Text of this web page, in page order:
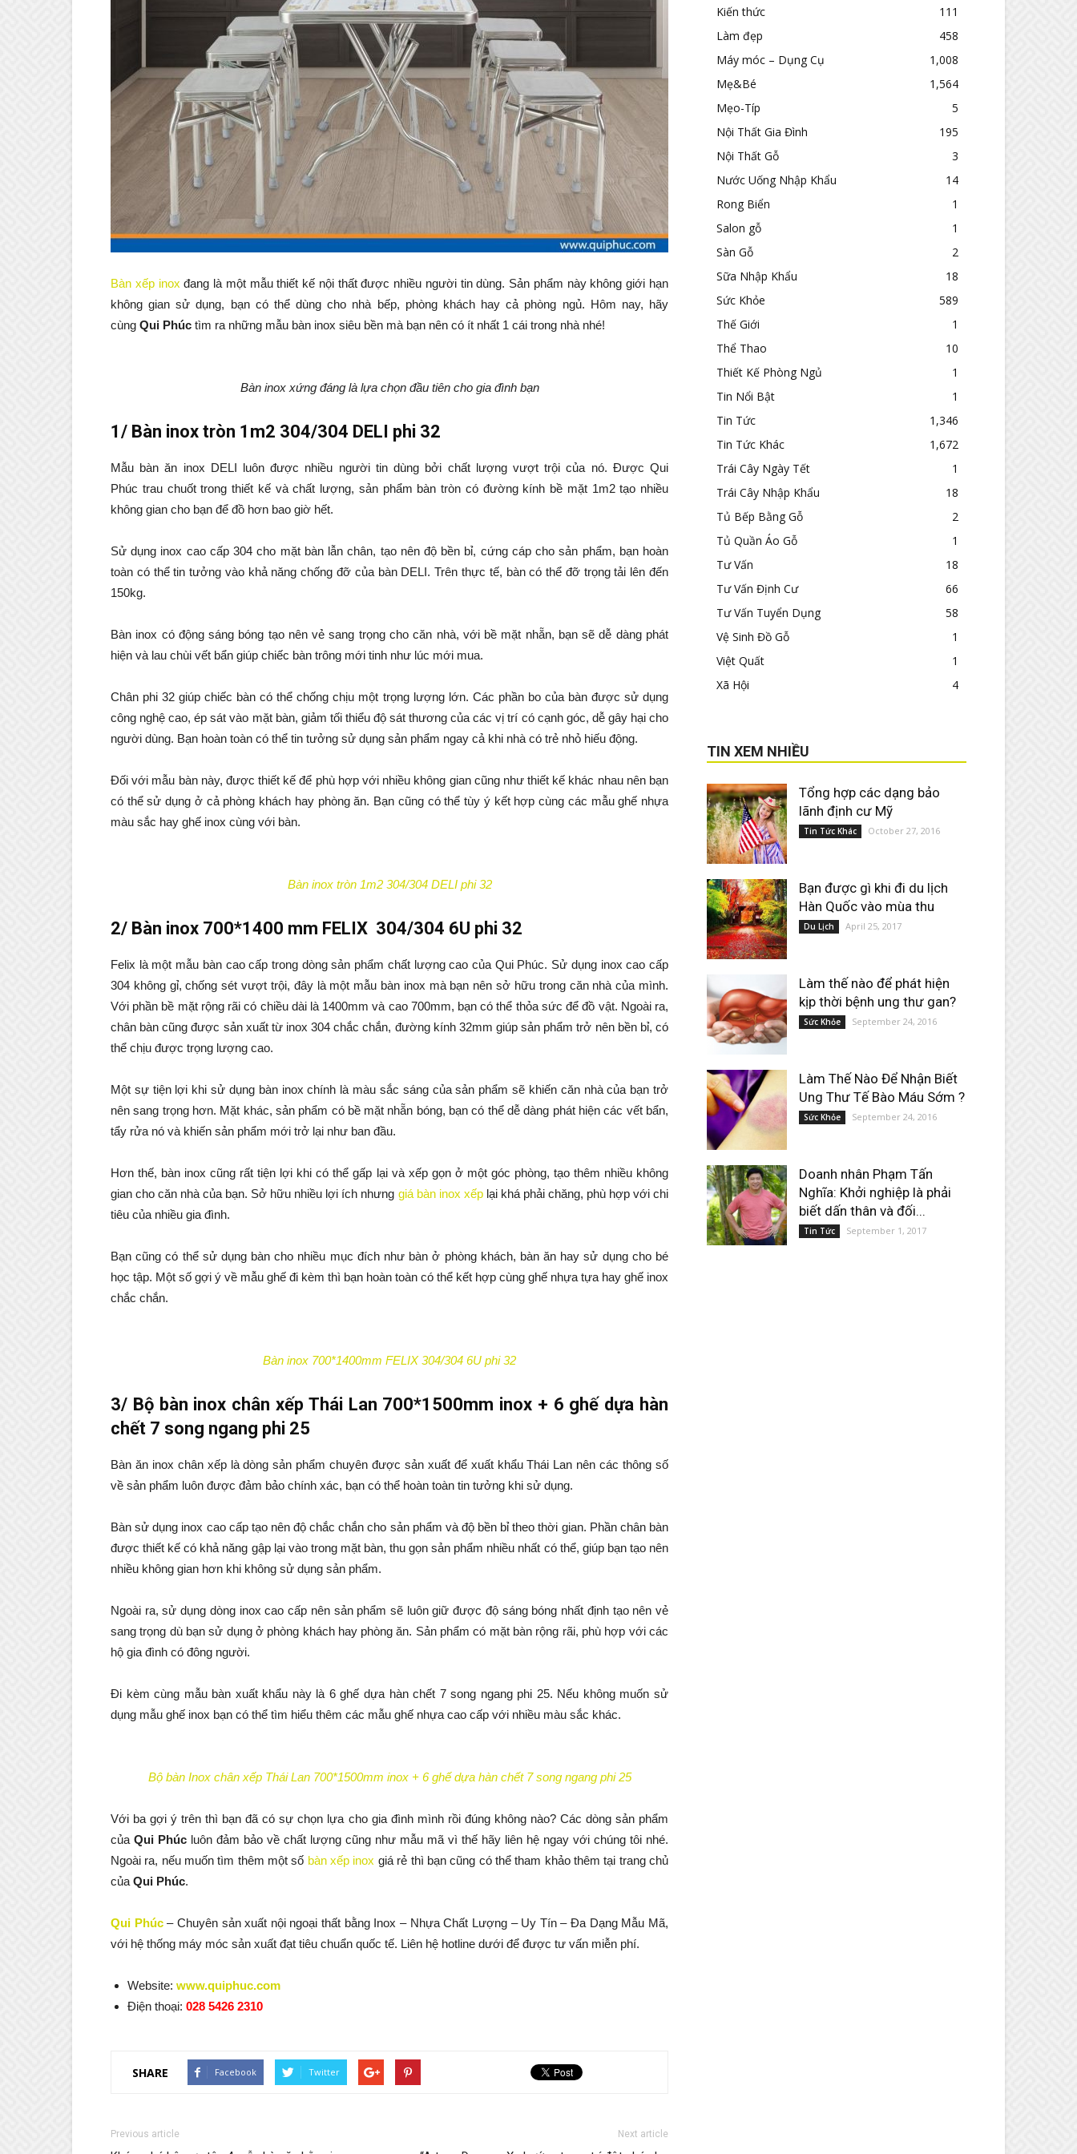
Bàn xếp inox đang là một mẫu thiết kế nội thất được nhiều người tin dùng. Sản phẩm này không giới hạn
không gian sử dụng, bạn có thể dùng cho nhà bếp, phòng khách hay cả phòng ngủ. Hôm nay, hãy
cùng Qui Phúc tìm ra những mẫu bàn inox siêu bền mà bạn nên có ít nhất 1 cái trong nhà nhé!
Bàn inox xứng đáng là lựa chọn đầu tiên cho gia đình bạn
1/ Bàn inox tròn 1m2 304/304 DELI phi 32
Mẫu bàn ăn inox DELI luôn được nhiều người tin dùng bởi chất lượng vượt trội của nó. Được Qui
Phúc trau chuốt trong thiết kế và chất lượng, sản phẩm bàn tròn có đường kính bề mặt 1m2 tạo nhiều
không gian cho bạn để đồ hơn bao giờ hết.
Sử dụng inox cao cấp 304 cho mặt bàn lẫn chân, tạo nên độ bền bỉ, cứng cáp cho sản phẩm, bạn hoàn
toàn có thể tin tưởng vào khả năng chống đỡ của bàn DELI. Trên thực tế, bàn có thể đỡ trọng tải lên đến
150kg.
Bàn inox có động sáng bóng tạo nên vẻ sang trọng cho căn nhà, với bề mặt nhẵn, bạn sẽ dễ dàng phát
hiện và lau chùi vết bẩn giúp chiếc bàn trông mới tinh như lúc mới mua.
Chân phi 32 giúp chiếc bàn có thể chống chịu một trọng lượng lớn. Các phần bo của bàn được sử dụng
công nghệ cao, ép sát vào mặt bàn, giảm tối thiểu độ sát thương của các vị trí có cạnh góc, dễ gây hại cho
người dùng. Bạn hoàn toàn có thể tin tưởng sử dụng sản phẩm ngay cả khi nhà có trẻ nhỏ hiếu động.
Đối với mẫu bàn này, được thiết kế để phù hợp với nhiều không gian cũng như thiết kế khác nhau nên bạn
có thể sử dụng ở cả phòng khách hay phòng ăn. Bạn cũng có thể tùy ý kết hợp cùng các mẫu ghế nhựa
màu sắc hay ghế inox cùng với bàn.
Bàn inox tròn 1m2 304/304 DELI phi 32
2/ Bàn inox 700*1400 mm FELIX 304/304 6U phi 32
Felix là một mẫu bàn cao cấp trong dòng sản phẩm chất lượng cao của Qui Phúc. Sử dụng inox cao cấp
304 không gỉ, chống sét vượt trội, đây là một mẫu bàn inox mà bạn nên sở hữu trong căn nhà của mình.
Với phần bề mặt rộng rãi có chiều dài là 1400mm và cao 700mm, bạn có thể thỏa sức để đồ vật. Ngoài ra,
chân bàn cũng được sản xuất từ inox 304 chắc chắn, đường kính 32mm giúp sản phẩm trở nên bền bỉ, có
thể chịu được trọng lượng cao.
Một sự tiện lợi khi sử dụng bàn inox chính là màu sắc sáng của sản phẩm sẽ khiến căn nhà của bạn trở
nên sang trọng hơn. Mặt khác, sản phẩm có bề mặt nhẵn bóng, bạn có thể dễ dàng phát hiện các vết bẩn,
tẩy rửa nó và khiến sản phẩm mới trở lại như ban đầu.
Hơn thế, bàn inox cũng rất tiện lợi khi có thể gấp lại và xếp gọn ở một góc phòng, tạo thêm nhiều không
gian cho căn nhà của bạn. Sở hữu nhiều lợi ích nhưng giá bàn inox xếplại khá phải chăng, phù hợp với chi
tiêu của nhiều gia đình.
Bạn cũng có thể sử dụng bàn cho nhiều mục đích như bàn ở phòng khách, bàn ăn hay sử dụng cho bé
học tập. Một số gợi ý về mẫu ghế đi kèm thì bạn hoàn toàn có thể kết hợp cùng ghế nhựa tựa hay ghế inox
chắc chắn.
Bàn inox 700*1400mm FELIX 304/304 6U phi 32
3/ Bộ bàn inox chân xếp Thái Lan 700*1500mm inox + 6 ghế dựa hàn
chết 7 song ngang phi 25
Bàn ăn inox chân xếp là dòng sản phẩm chuyên được sản xuất để xuất khẩu Thái Lan nên các thông số
về sản phẩm luôn được đảm bảo chính xác, bạn có thể hoàn toàn tin tưởng khi sử dụng.
Bàn sử dụng inox cao cấp tạo nên độ chắc chắn cho sản phẩm và độ bền bỉ theo thời gian. Phần chân bàn
được thiết kế có khả năng gập lại vào trong mặt bàn, thu gọn sản phẩm nhiều nhất có thể, giúp bạn tạo nên
nhiều không gian hơn khi không sử dụng sản phẩm.
Ngoài ra, sử dụng dòng inox cao cấp nên sản phẩm sẽ luôn giữ được độ sáng bóng nhất định tạo nên vẻ
sang trọng dù bạn sử dụng ở phòng khách hay phòng ăn. Sản phẩm có mặt bàn rộng rãi, phù hợp với các
hộ gia đình có đông người.
Đi kèm cùng mẫu bàn xuất khẩu này là 6 ghế dựa hàn chết 7 song ngang phi 25. Nếu không muốn sử
dụng mẫu ghế inox bạn có thể tìm hiểu thêm các mẫu ghế nhựa cao cấp với nhiều màu sắc khác.
Bộ bàn Inox chân xếp Thái Lan 700*1500mm inox + 6 ghế dựa hàn chết 7 song ngang phi 25
Với ba gợi ý trên thì bạn đã có sự chọn lựa cho gia đình mình rồi đúng không nào? Các dòng sản phẩm
của Qui Phúc luôn đảm bảo về chất lượng cũng như mẫu mã vì thế hãy liên hệ ngay với chúng tôi nhé.
Ngoài ra, nếu muốn tìm thêm một số bàn xếp inox giá rẻ thì bạn cũng có thể tham khảo thêm tại trang chủ
của Qui Phúc.
Qui Phúc – Chuyên sản xuất nội ngoại thất bằng Inox – Nhựa Chất Lượng – Uy Tín – Đa Dạng Mẫu Mã,
với hệ thống máy móc sản xuất đạt tiêu chuẩn quốc tế. Liên hệ hotline dưới để được tư vấn miễn phí.
Website: www.quiphuc.com
Điện thoại: 028 5426 2310
SHARE Facebook Twitter
Previous article Next article
Kiến thức
111
Làm đẹp
458
Máy móc – Dụng Cụ
1,008
Mẹ&Bé
1,564
Mẹo-Típ
5
Nội Thất Gia Đình
195
Nội Thất Gỗ
3
Nước Uống Nhập Khẩu
14
Rong Biển
1
Salon gỗ
1
Sàn Gỗ
2
Sữa Nhập Khẩu
18
Sức Khỏe
589
Thế Giới
1
Thể Thao
10
Thiết Kế Phòng Ngủ
1
Tin Nổi Bật
1
Tin Tức
1,346
Tin Tức Khác
1,672
Trái Cây Ngày Tết
1
Trái Cây Nhập Khẩu
18
Tủ Bếp Bằng Gỗ
2
Tủ Quần Áo Gỗ
1
Tư Vấn
18
Tư Vấn Định Cư
66
Tư Vấn Tuyển Dụng
58
Vệ Sinh Đồ Gỗ
1
Việt Quất
1
Xã Hội
4
TIN XEM NHIỀU
Tổng hợp các dạng bảo
lãnh định cư Mỹ
Tin Tức Khác October 27, 2016
Bạn được gì khi đi du lịch
Hàn Quốc vào mùa thu
Du Lịch April 25, 2017
Làm thế nào để phát hiện
kịp thời bệnh ung thư gan?
Sức Khỏe September 24, 2016
Làm Thế Nào Để Nhận Biết
Ung Thư Tế Bào Máu Sớm ?
Sức Khỏe September 24, 2016
Doanh nhân Phạm Tấn
Nghĩa: Khởi nghiệp là phải
biết dấn thân và đối...
Tin Tức September 1, 2017